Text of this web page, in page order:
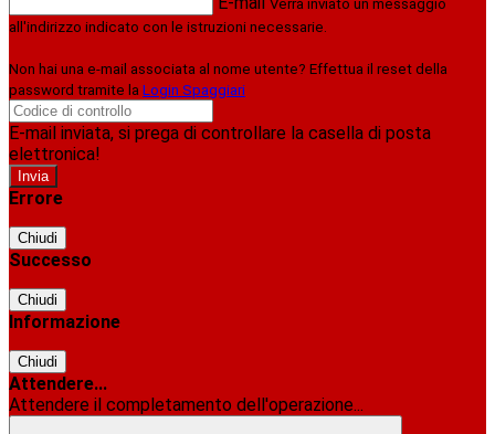
Verrà inviato un messaggio
all'indirizzo indicato con le istruzioni necessarie.
Non hai una e-mail associata al nome utente? Effettua il reset della
password tramite la Login Spaggiari
E-mail inviata, si prega di controllare la casella di posta
elettronica!
Errore
Chiudi
Successo
Chiudi
Informazione
Chiudi
Attendere...
Attendere il completamento dell'operazione...